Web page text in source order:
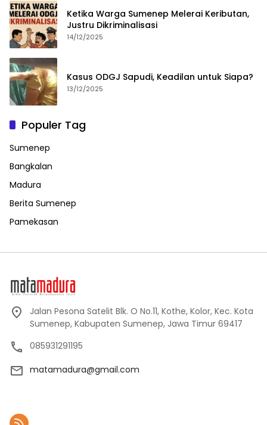
Ketika Warga Sumenep Melerai Keributan,
Justru Dikriminalisasi
14/12/2025
Kasus ODGJ Sapudi, Keadilan untuk Siapa?
13/12/2025
Populer Tag
Sumenep
Bangkalan
Madura
Berita Sumenep
Pamekasan
Jalan Pesona Satelit Blk. O No.11, Kothe, Kolor, Kec. Kota
Sumenep, Kabupaten Sumenep, Jawa Timur 69417
085931291195
matamadura@gmail.com